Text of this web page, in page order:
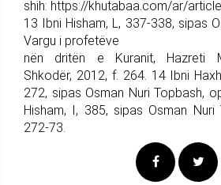
shih: https://khutabaa.com/ar/article.
13 Ibni Hisham, L, 337-338, sipas
Vargu i profetëve
nën dritën e Kuranit, Hazreti
Shkodër, 2012, f. 264. 14 Ibni
272, sipas Osman Nuri Topbash,
Hisham, I, 385, sipas Osman Nuri
272-73.